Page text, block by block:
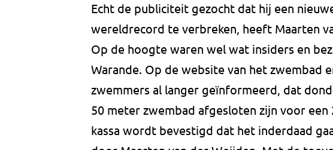
Echt de publiciteit gezocht dat hij een
wereldrecord te verbreken, heeft Maarten
Op de hoogte waren wel wat insiders en
Warande. Op de website van het zwembad
zwemmers al langer geïnformeerd, dat
50 meter zwembad afgesloten zijn voor
kassa wordt bevestigd dat het inderdaad